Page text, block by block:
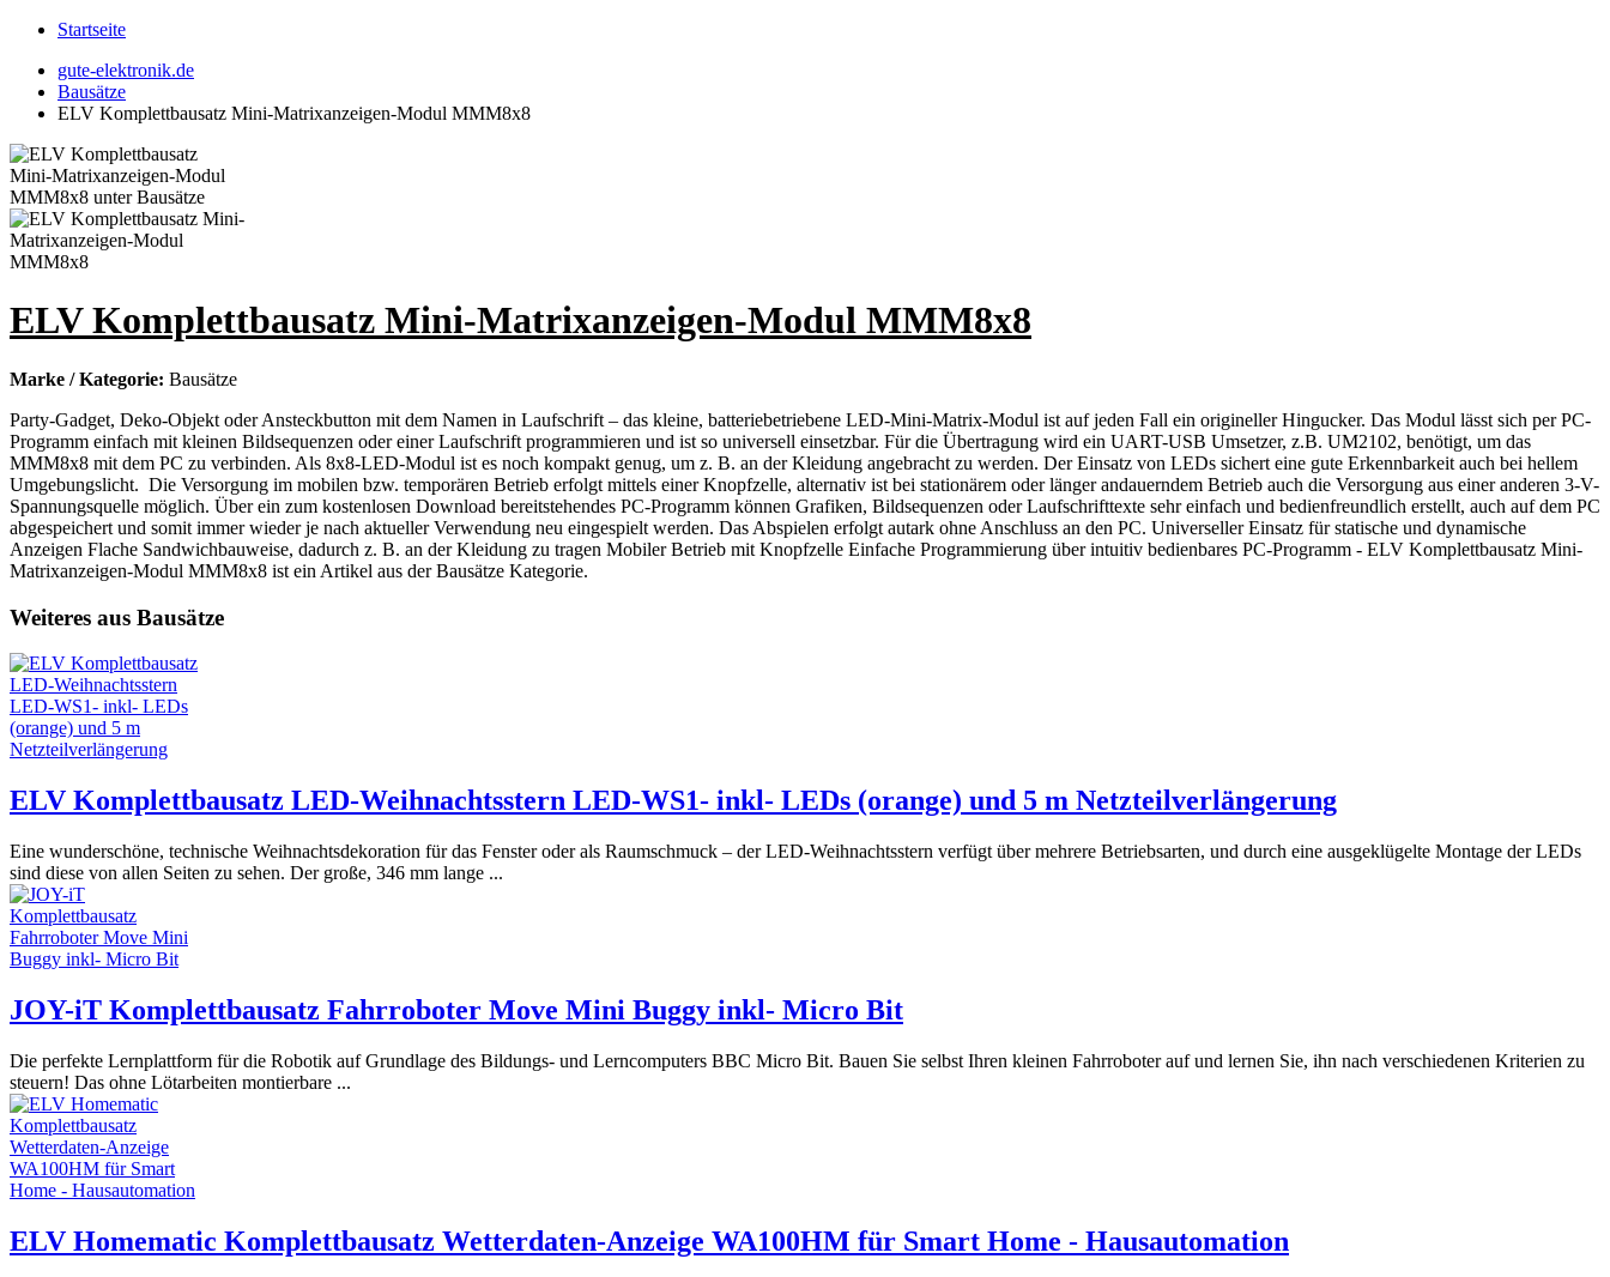
Startseite
gute-elektronik.de
Bausätze
ELV Komplettbausatz Mini-Matrixanzeigen-Modul MMM8x8
ELV Komplettbausatz Mini-Matrixanzeigen-Modul MMM8x8
Marke / Kategorie: Bausätze
Party-Gadget, Deko-Objekt oder Ansteckbutton mit dem Namen in Laufschrift – das kleine, batteriebetriebene LED-Mini-Matrix-Modul ist auf jeden Fall ein origineller Hingucker. Das Modul lässt sich per PC-
Programm einfach mit kleinen Bildsequenzen oder einer Laufschrift programmieren und ist so universell einsetzbar. Für die Übertragung wird ein UART-USB Umsetzer, z.B. UM2102, benötigt, um das
MMM8x8 mit dem PC zu verbinden. Als 8x8-LED-Modul ist es noch kompakt genug, um z. B. an der Kleidung angebracht zu werden. Der Einsatz von LEDs sichert eine gute Erkennbarkeit auch bei hellem
Umgebungslicht. Die Versorgung im mobilen bzw. temporären Betrieb erfolgt mittels einer Knopfzelle, alternativ ist bei stationärem oder länger andauerndem Betrieb auch die Versorgung aus einer anderen 3-V-
Spannungsquelle möglich. Über ein zum kostenlosen Download bereitstehendes PC-Programm können Grafiken, Bildsequenzen oder Laufschrifttexte sehr einfach und bedienfreundlich erstellt, auch auf dem PC
abgespeichert und somit immer wieder je nach aktueller Verwendung neu eingespielt werden. Das Abspielen erfolgt autark ohne Anschluss an den PC. Universeller Einsatz für statische und dynamische
Anzeigen Flache Sandwichbauweise, dadurch z. B. an der Kleidung zu tragen Mobiler Betrieb mit Knopfzelle Einfache Programmierung über intuitiv bedienbares PC-Programm - ELV Komplettbausatz Mini-
Matrixanzeigen-Modul MMM8x8 ist ein Artikel aus der Bausätze Kategorie.
Weiteres aus Bausätze
ELV Komplettbausatz LED-Weihnachtsstern LED-WS1- inkl- LEDs (orange) und 5 m Netzteilverlängerung
Eine wunderschöne, technische Weihnachtsdekoration für das Fenster oder als Raumschmuck – der LED-Weihnachtsstern verfügt über mehrere Betriebsarten, und durch eine ausgeklügelte Montage der LEDs
sind diese von allen Seiten zu sehen. Der große, 346 mm lange ...
JOY-iT Komplettbausatz Fahrroboter Move Mini Buggy inkl- Micro Bit
Die perfekte Lernplattform für die Robotik auf Grundlage des Bildungs- und Lerncomputers BBC Micro Bit. Bauen Sie selbst Ihren kleinen Fahrroboter auf und lernen Sie, ihn nach verschiedenen Kriterien zu
steuern! Das ohne Lötarbeiten montierbare ...
ELV Homematic Komplettbausatz Wetterdaten-Anzeige WA100HM für Smart Home - Hausautomation